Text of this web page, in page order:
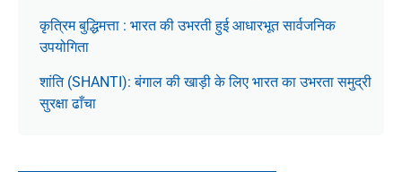
कृत्रिम बुद्धिमत्ता : भारत की उभरती हुई आधारभूत सार्वजनिक
उपयोगिता
शांति (SHANTI): बंगाल की खाड़ी के लिए भारत का उभरता समुद्री
सुरक्षा ढाँचा